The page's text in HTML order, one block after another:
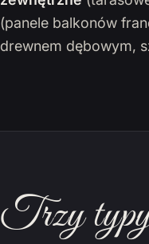
(panele balkonów
drewnem dębowym,
Trzy typy